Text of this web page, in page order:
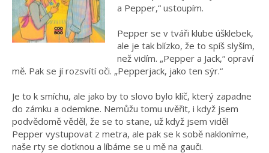
a Pepper,“ ustoupím.
Pepper se v tváři klube úšklebek,
ale je tak blízko, že to spíš slyším,
než vidím. „Pepper a Jack,“ opraví
mě. Pak se jí rozsvítí oči. „Pepperjack, jako ten sýr.“
Je to k smíchu, ale jako by to slovo bylo klíč, který zapadne
do zámku a odemkne. Nemůžu tomu uvěřit, i když jsem
podvědomě věděl, že se to stane, už když jsem viděl
Pepper vystupovat z metra, ale pak se k sobě nakloníme,
naše rty se dotknou a líbáme se u mě na gauči.